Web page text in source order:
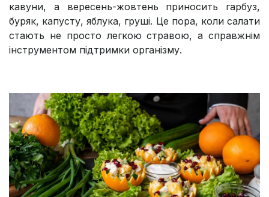
кавуни, а вересень-жовтень приносить гарбуз,
буряк, капусту, яблука, груші. Це пора, коли салати
стають не просто легкою стравою, а справжнім
інструментом підтримки організму.